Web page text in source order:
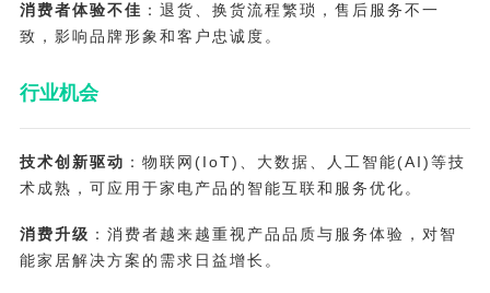
消费者体验不佳 ：退货、换货流程繁琐，售后服务不一
致，影响品牌形象和客户忠诚度。
行业机会
技术创新驱动 ：物联网(IoT)、大数据、人工智能(AI)等技
术成熟，可应用于家电产品的智能互联和服务优化。
消费升级 ：消费者越来越重视产品品质与服务体验，对智
能家居解决方案的需求日益增长。